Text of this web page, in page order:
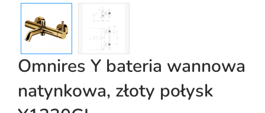
Omnires Y bateria wannowa
natynkowa, złoty połysk